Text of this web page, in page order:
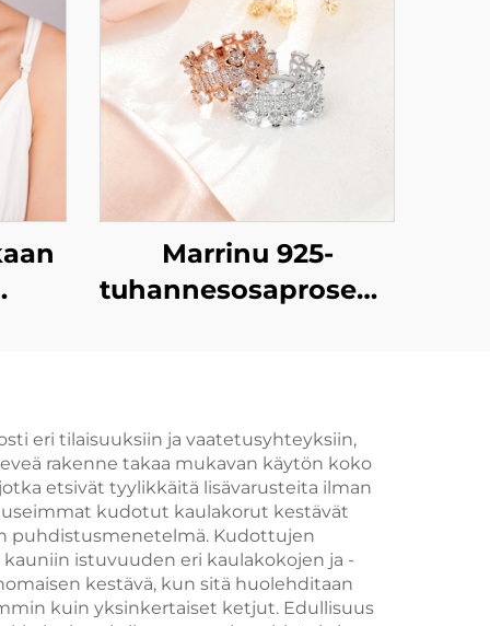
Marrinu 925-
tuhannesosaprosenttista
säädettävä sormus
eri tilaisuuksiin ja vaatetusyhteyksiin,
rakenne takaa mukavan käytön koko
etsivät tyylikkäitä lisävarusteita ilman
useimmat kudotut kaulakorut kestävät
puhdistusmenetelmä. Kudottujen
istuvuuden eri kaulakokojen ja -
kestävä, kun sitä huolehditaan
kuin yksinkertaiset ketjut. Edullisuus